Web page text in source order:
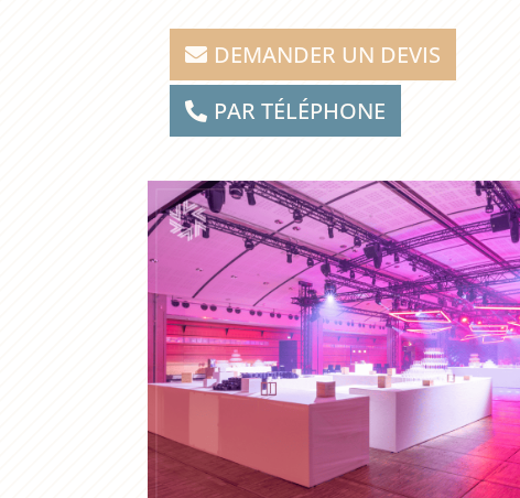
DEMANDER UN DEVIS
PAR TÉLÉPHONE